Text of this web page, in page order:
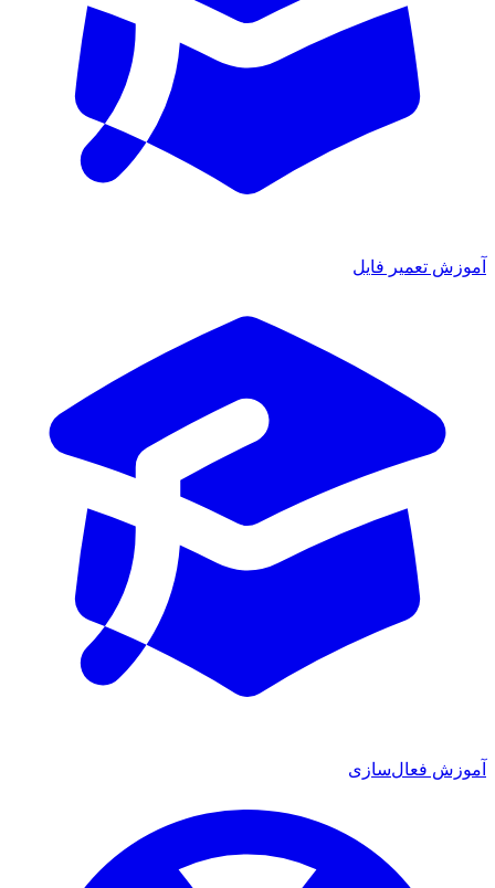
تعمیر فایل
فعال‌سازی